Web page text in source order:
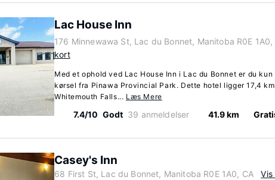
Lac House Inn
176 Minnewawa St, Lac du Bonnet, Manitoba R0E 1A0,
kort
Med et ophold ved Lac House Inn i Lac du Bonnet er du kun
kørsel fra Pinawa Provincial Park. Dette hotel ligger 17,4
Whitemouth Falls... Læs Mere
7.4/10 Godt 39 anmeldelser 41.9 km
Casey's Inn
68 First St, Lac du Bonnet, Manitoba R0E 1A0, CA